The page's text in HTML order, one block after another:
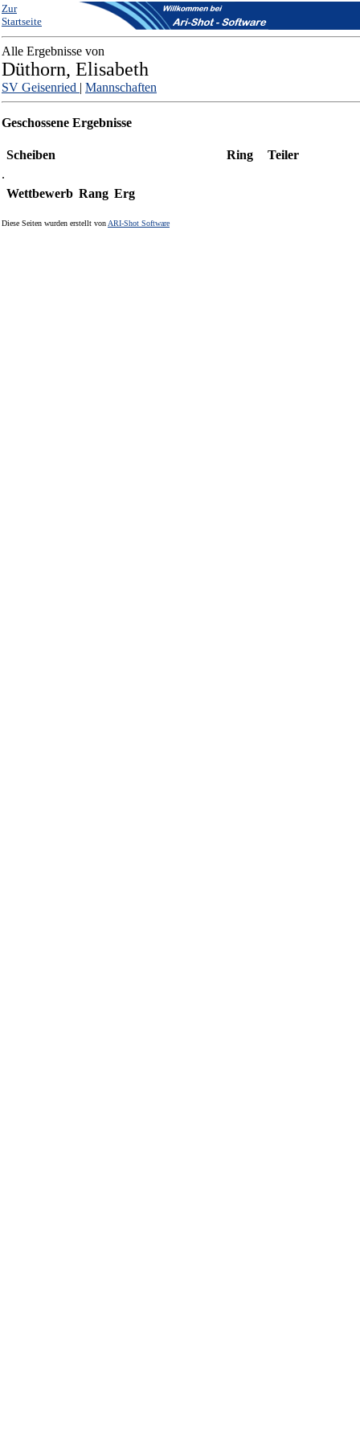
Zur
Startseite
Alle Ergebnisse von
Düthorn, Elisabeth
SV Geisenried | Mannschaften
Geschossene Ergebnisse
Scheiben Ring
Teiler
.
Wettbewerb Rang Erg
Diese Seiten wurden erstellt von ARI-Shot Software